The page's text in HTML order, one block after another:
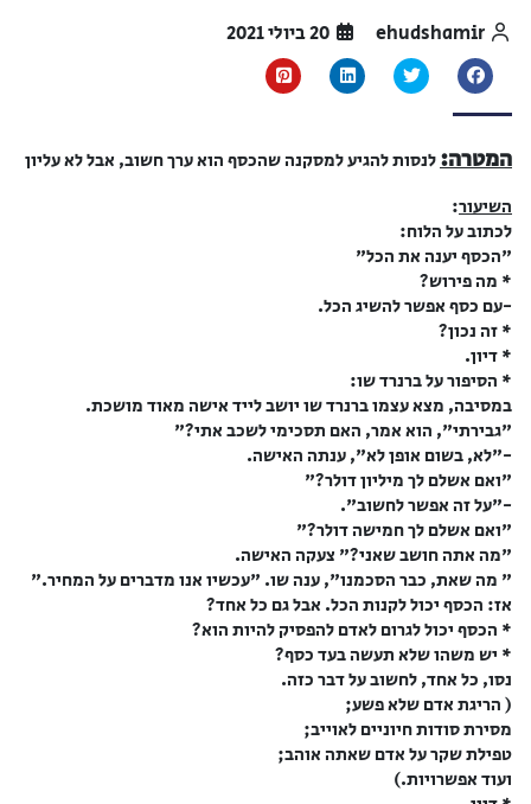
המטרה:לנסות להגיע למסקנה שהכסף הוא ערך חשוב, אבל לא עליון
השיעור:
לכתוב על הלוח:
"הכסף יענה את הכל"
* מה פירוש?
-עם כסף אפשר להשיג הכל.
* זה נכון?
* דיון.
* הסיפור על ברנרד שו:
במסיבה, מצא עצמו ברנרד שו יושב לייד אישה מאוד מושכת.
"גבירתי", הוא אמר, האם תסכימי לשכב אתי?"
-"לא, בשום אופן לא", ענתה האישה.
"ואם אשלם לך מיליון דולר?"
-"על זה אפשר לחשוב".
"ואם אשלם לך חמישה דולר?"
"מה אתה חושב שאני?" צעקה האישה.
" מה שאת, כבר הסכמנו", ענה שו. "עכשיו אנו מדברים על המחיר."
אז: הכסף יכול לקנות הכל. אבל גם כל אחד?
* הכסף יכול לגרום לאדם להפסיק להיות הוא?
* יש משהו שלא תעשה בעד כסף?
נסו, כל אחד, לחשוב על דבר כזה.
( הריגת אדם שלא פשע;
מסירת סודות חיוניים לאוייב;
טפילת שקר על אדם שאתה אוהב;
ועוד אפשרויות.)